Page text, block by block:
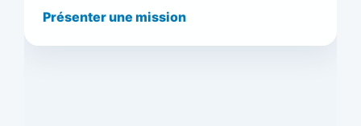
Présenter une mission